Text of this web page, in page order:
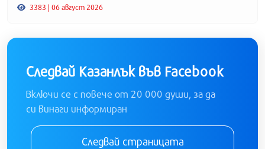
3383 | 06 август 2026
Следвай Казанлък във Facebook
Включи се с повече от 20 000 души, за да
си винаги информиран
Следвай страницата